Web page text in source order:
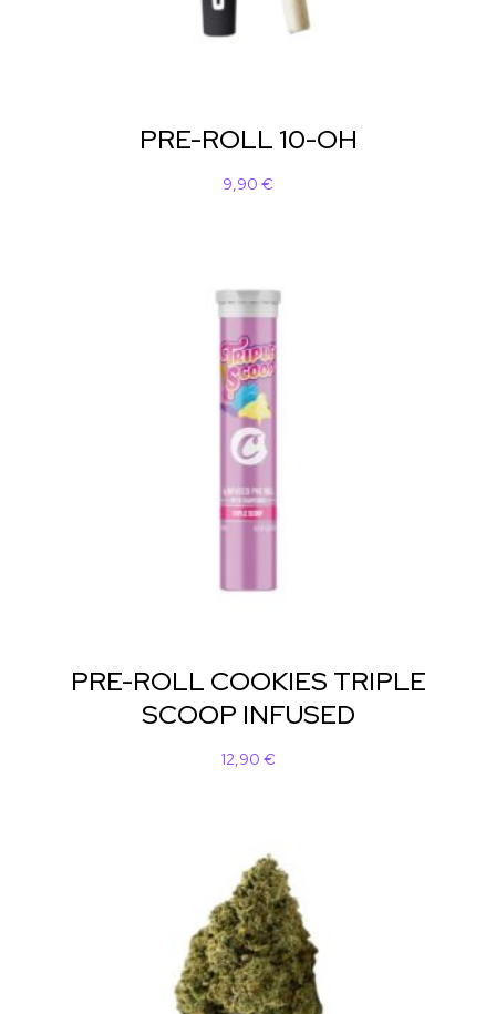
PRE-ROLL 10-OH
9,90 €
PRE-ROLL COOKIES TRIPLE
SCOOP INFUSED
12,90 €